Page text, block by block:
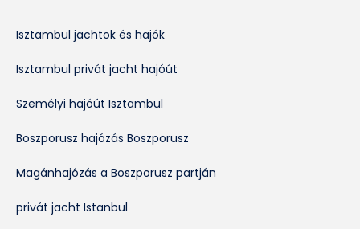
Isztambul jachtok és hajók
Isztambul privát jacht hajóút
Személyi hajóút Isztambul
Boszporusz hajózás Boszporusz
Magánhajózás a Boszporusz partján
privát jacht Istanbul